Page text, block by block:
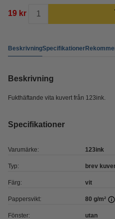
19 kr
BeskrivningSpecifikationer
Beskrivning
Fukthäftande vita kuvert från 123ink.
Specifikationer
Varumärke: 123ink
Typ: brev
Färg: vit
Pappersvikt: 80 g/m²
Fönster: utan